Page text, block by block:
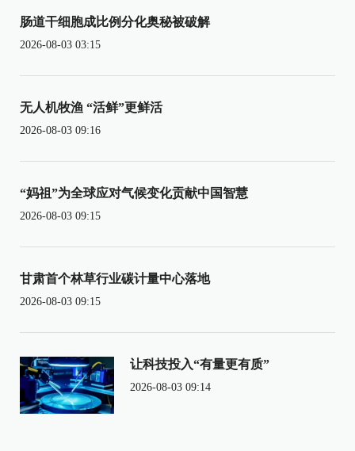
肠道干细胞成比例分化奥秘被破解
2026-08-03 03:15
无人机牧渔 “活鲜”更鲜活
2026-08-03 09:16
“妈祖”为全球应对气候变化贡献中国智慧
2026-08-03 09:15
甘肃首个林草行业碳计量中心落地
2026-08-03 09:15
让科技投入“有量更有质”
2026-08-03 09:14